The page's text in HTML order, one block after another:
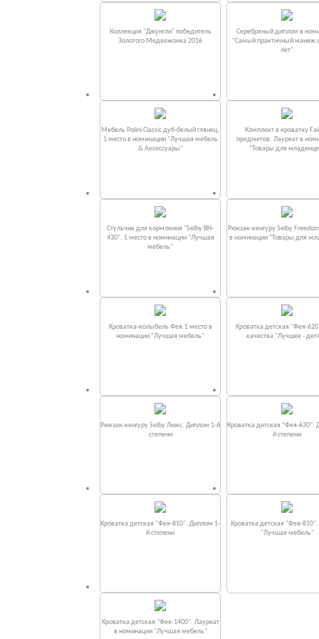
Коллекция "Джунгли" победитель
Золотого Медвежонка 2016
Серебряный диплом в
"Самый практичный манеж
лет"
Мебель Polini Classic дуб-белый глянец.
1 место в номинации "Лучшая мебель
& Аксессуары"
Комплект в кроватку
предметов. Лауреат в
“Товары для
Стульчик для кормления "Selby BH-
430". 1 место в номинации "Лучшая
мебель"
Рюкзак-кенгуру Selby
в номинации “Товары для
Кроватка-колыбель Фея.1 место в
номинации "Лучшая мебель"
Кроватка детская "Фея-
качества "Лучшее -
Рюкзак-кенгуру Selby Люкс. Диплом 1-й
степени
Кроватка детская "Фея-630".
й степени
Кроватка детская "Фея-810". Диплом 1-
й степени
Кроватка детская "Фея-
"Лучшая мебель"
Кроватка детская "Фея-1400". Лауреат
в номинации "Лучшая мебель"